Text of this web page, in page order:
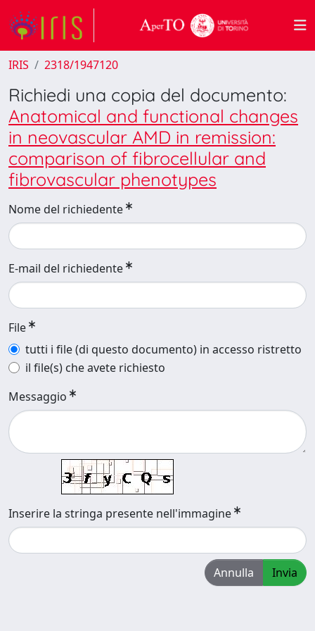
IRIS 2318/1947120
Richiedi una copia del documento:
Anatomical and functional changes
in neovascular AMD in remission:
comparison of fibrocellular and
fibrovascular phenotypes
Nome del richiedente
E-mail del richiedente
File
tutti i file (di questo documento) in accesso ristretto
il file(s) che avete richiesto
Messaggio
Inserire la stringa presente nell'immagine
Annulla Invia